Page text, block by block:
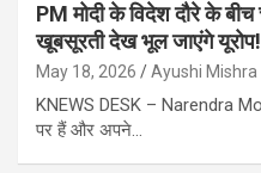
PM मोदी के विदेश दौरे के बीच
खूबसूरती देख भूल जाएंगे यूरोप!
May 18, 2026 Ayushi Mishra
KNEWS DESK – Narendra
पर हैं और अपने…